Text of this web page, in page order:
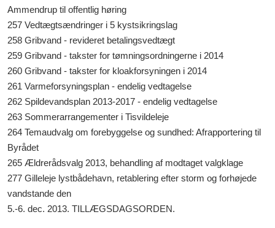
Ammendrup til offentlig høring
257 Vedtægtsændringer i 5 kystsikringslag
258 Gribvand - revideret betalingsvedtægt
259 Gribvand - takster for tømningsordningerne i 2014
260 Gribvand - takster for kloakforsyningen i 2014
261 Varmeforsyningsplan - endelig vedtagelse
262 Spildevandsplan 2013-2017 - endelig vedtagelse
263 Sommerarrangementer i Tisvildeleje
264 Temaudvalg om forebyggelse og sundhed: Afrapportering til
Byrådet
265 Ældrerådsvalg 2013, behandling af modtaget valgklage
277 Gilleleje lystbådehavn, retablering efter storm og forhøjede
vandstande den
5.-6. dec. 2013. TILLÆGSDAGSORDEN.